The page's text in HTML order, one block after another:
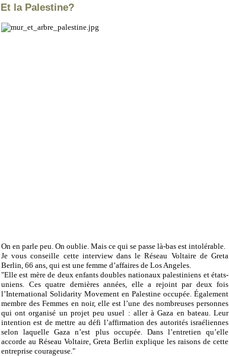
Et la Palestine?
On en parle peu. On oublie. Mais ce qui se passe là-bas est intolérable.
Je vous conseille cette interview dans le Réseau Voltaire de Greta
Berlin, 66 ans, qui est une femme d’affaires de Los Angeles.
"Elle est mère de deux enfants doubles nationaux palestiniens et états-
uniens. Ces quatre dernières années, elle a rejoint par deux fois
l’International Solidarity Movement en Palestine occupée. Également
membre des Femmes en noir, elle est l’une des nombreuses personnes
qui ont organisé un projet peu usuel : aller à Gaza en bateau. Leur
intention est de mettre au défi l’affirmation des autorités israéliennes
selon laquelle Gaza n’est plus occupée. Dans l’entretien qu’elle
accorde au Réseau Voltaire, Greta Berlin explique les raisons de cette
entreprise courageuse."